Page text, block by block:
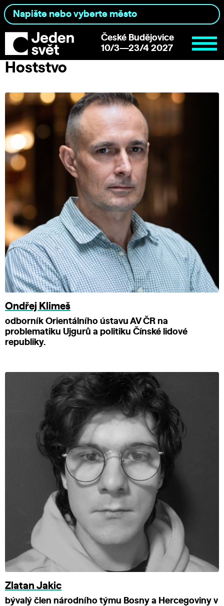
České Budějovice
10/3—23/4 2027
Hoststvo
Ondřej Klimeš
odborník Orientálního ústavu AV ČR na
problematiku Ujgurů a politiku Čínské lidové
republiky.
Zlatan Jakic
bývalý člen národního týmu Bosny a Hercegoviny v